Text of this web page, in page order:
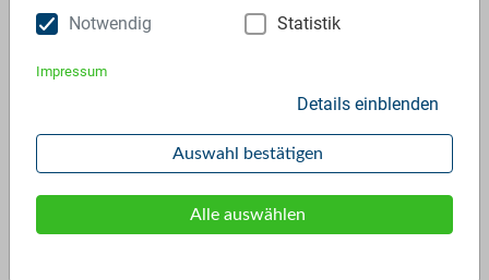
Materialtyp
Neuware
Notwendig Statistik
Impressum
Details einblenden
Auswahl bestätigen
Alle auswählen